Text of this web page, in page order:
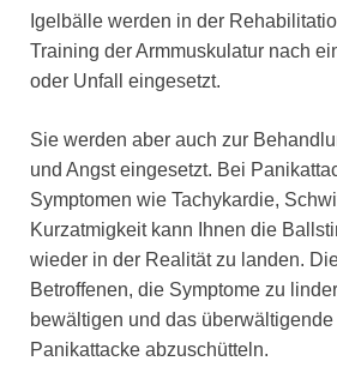
Igelbälle werden in der
Training der Armmuskulatur nach
oder Unfall eingesetzt.
Sie werden aber auch zur
und Angst eingesetzt. Bei
Symptomen wie Tachykardie,
Kurzatmigkeit kann Ihnen die
wieder in der Realität zu landen.
Betroffenen, die Symptome zu
bewältigen und das
Panikattacke abzuschütteln.